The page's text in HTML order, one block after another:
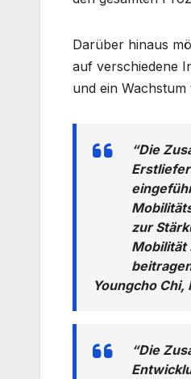
Darüber hinaus
auf verschiedene
und ein
“Die
zur
Mobilität
Youngcho
“Die